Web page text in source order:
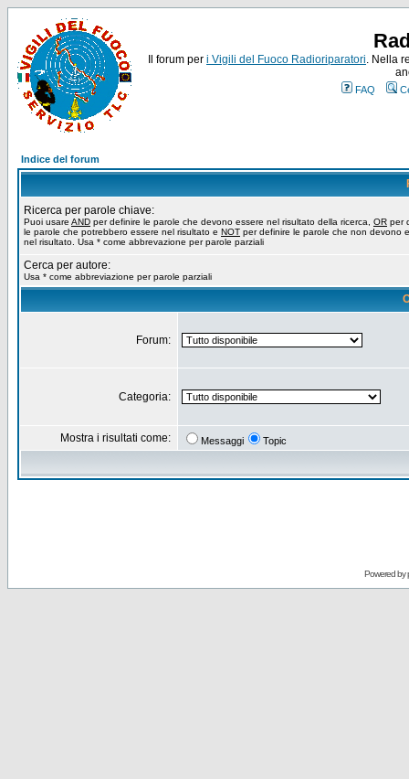
Il forum per i Vigili del Fuoco Radioriparatori. Nella
FAQ
Indice del forum
Ricerca per parole chiave:
Puoi usare AND per definire le parole che devono essere nel risultato della ricerca, OR per
le parole che potrebbero essere nel risultato e NOT per definire le parole che non devono
nel risultato. Usa * come abbrevazione per parole parziali
Cerca per autore:
Usa * come abbreviazione per parole parziali
Forum:
Categoria:
Mostra i risultati come: Messaggi Topic
Powered by